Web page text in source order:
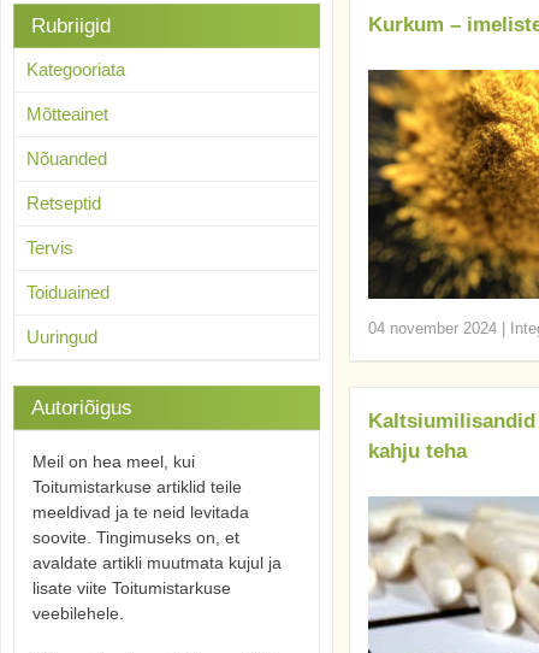
Kurkum –
04 november 2024
Kaltsiumilisandid
kahju teha
Rubriigid
Kategooriata
Mõtteainet
Nõuanded
Retseptid
Tervis
Toiduained
Uuringud
Autoriõigus
Meil on hea meel, kui
Toitumistarkuse artiklid teile
meeldivad ja te neid levitada
soovite. Tingimuseks on, et
avaldate artikli muutmata kujul ja
lisate viite Toitumistarkuse
veebilehele.